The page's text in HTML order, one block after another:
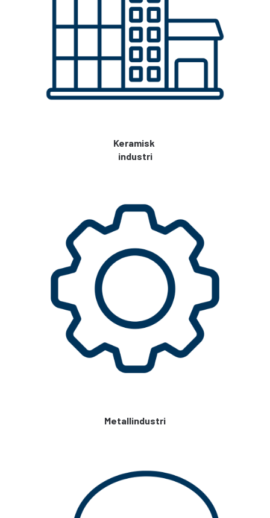
Keramisk
industri
Metallindustri